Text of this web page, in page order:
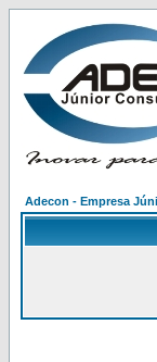
Adecon - Empresa